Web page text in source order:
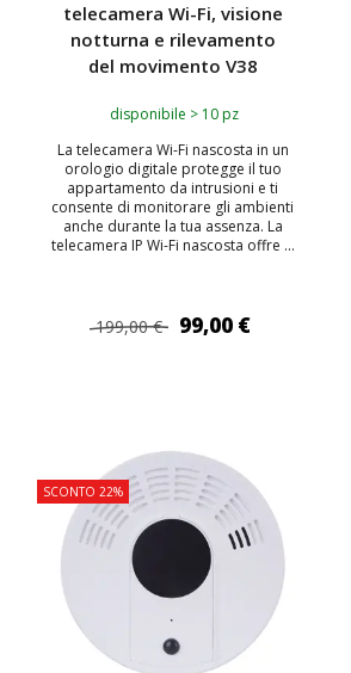
telecamera Wi-Fi, visione
notturna e rilevamento
del movimento V38
disponibile > 10 pz
La telecamera Wi-Fi nascosta in un
orologio digitale protegge il tuo
appartamento da intrusioni e ti
consente di monitorare gli ambienti
anche durante la tua assenza. La
telecamera IP Wi-Fi nascosta offre ...
199,00 € 99,00 €
SCONTO 22%